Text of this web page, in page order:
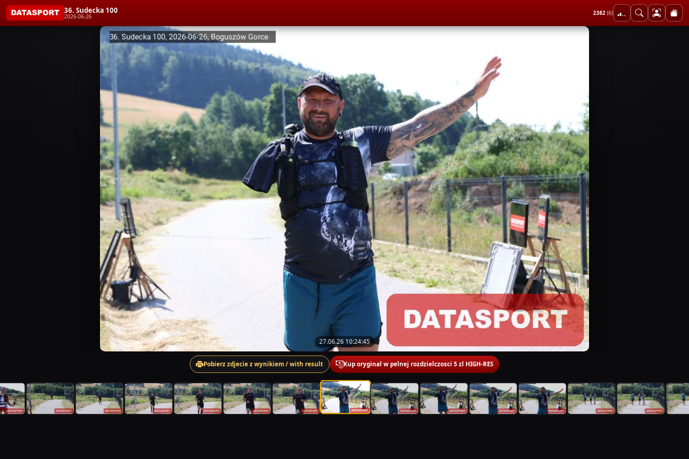
36. Sudecka 100
2026-06-26 2382 (6)
27.06.26 10:24:45
Pobierz zdjecie z wynikiem / with result Kup oryginal w pelnej rozdzielczosci 5 zl HIGH-RES